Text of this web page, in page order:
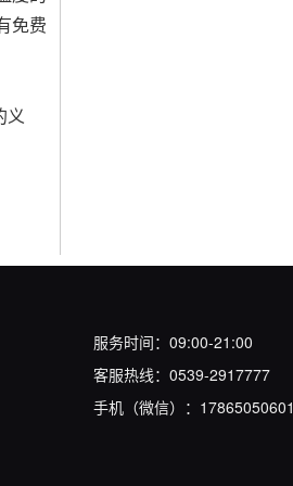
免费
义
服务时间：09:00-21:00
客服热线：0539-2917777
手机（微信）：17865050601